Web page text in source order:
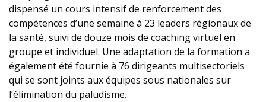
dispensé un cours intensif de renforcement des
compétences d’une semaine à 23 leaders régionaux de
la santé, suivi de douze mois de coaching virtuel en
groupe et individuel. Une adaptation de la formation a
également été fournie à 76 dirigeants multisectoriels
qui se sont joints aux équipes sous nationales sur
l’élimination du paludisme.